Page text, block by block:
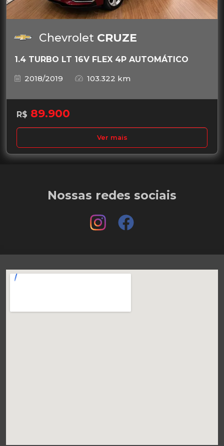
Chevrolet CRUZE
1.4 TURBO LT 16V FLEX 4P AUTOMÁTICO
2018/2019
103.322 km
R$ 89.900
Ver mais
Nossas redes sociais